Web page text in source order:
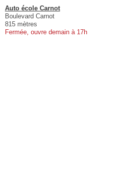
Auto école Carnot
Boulevard Carnot
815 mètres
Fermée, ouvre demain à 17h